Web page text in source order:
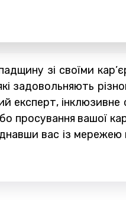
зі своїми
задовольняють
експерт,
просування вашої
вас із мережею